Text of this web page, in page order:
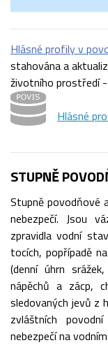
Hlásné profily v
stahována a
životního prostředí -
Hlásné
STUPNĚ
Stupně povodňové
nebezpečí. Jsou
zpravidla vodní
tocích, popřípadě
(denní úhrn
nápěchů a zácp,
sledovaných jevů z
zvláštních
nebezpečí na